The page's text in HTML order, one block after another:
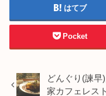
はてブ
Pocket
どんぐり(諫
家カフェレス